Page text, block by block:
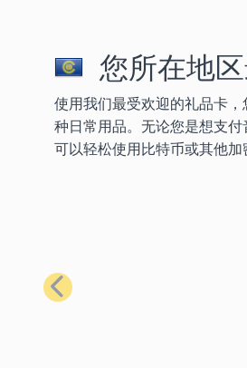
您所在地
使用我们最受欢迎的礼品卡
种日常用品。无论您是想支
可以轻松使用比特币或其他
上一步